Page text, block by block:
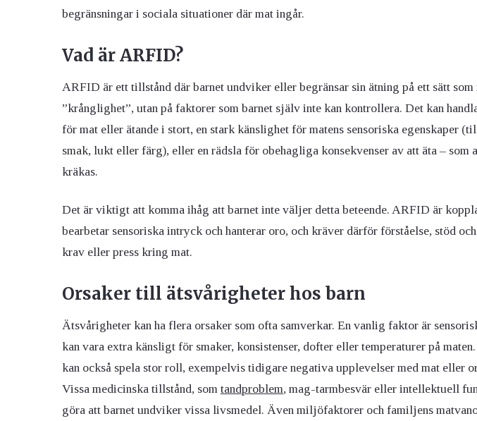
begränsningar i sociala situationer där mat ingår.
Vad är ARFID?
ARFID är ett tillstånd där barnet undviker eller begränsar sin ätning på ett sätt
”krånglighet”, utan på faktorer som barnet själv inte kan kontrollera. Det kan
för mat eller ätande i stort, en stark känslighet för matens sensoriska egenskaper
smak, lukt eller färg), eller en rädsla för obehagliga konsekvenser av att äta – som
kräkas.
Det är viktigt att komma ihåg att barnet inte väljer detta beteende. ARFID är
bearbetar sensoriska intryck och hanterar oro, och kräver därför förståelse, stöd och
krav eller press kring mat.
Orsaker till ätsvårigheter hos barn
Ätsvårigheter kan ha flera orsaker som ofta samverkar. En vanlig faktor är
kan vara extra känsligt för smaker, konsistenser, dofter eller temperaturer på
kan också spela stor roll, exempelvis tidigare negativa upplevelser med mat eller
Vissa medicinska tillstånd, som tandproblem, mag-tarmbesvär eller intellektuell
göra att barnet undviker vissa livsmedel. Även miljöfaktorer och familjens